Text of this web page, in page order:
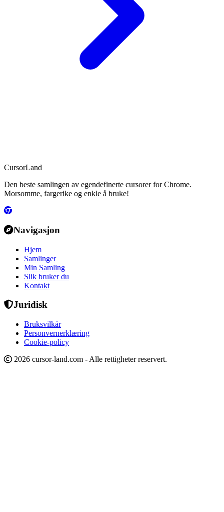
CursorLand
Den beste samlingen av egendefinerte cursorer for Chrome.
Morsomme, fargerike og enkle å bruke!
Navigasjon
Hjem
Samlinger
Min Samling
Slik bruker du
Kontakt
Juridisk
Bruksvilkår
Personvernerklæring
Cookie-policy
2026 cursor-land.com - Alle rettigheter reservert.